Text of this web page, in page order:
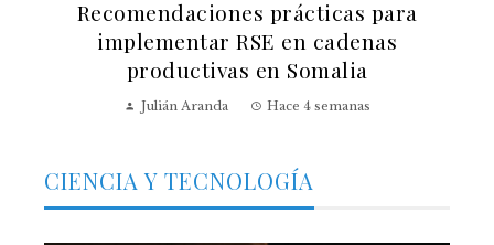
Recomendaciones prácticas para
implementar RSE en cadenas
productivas en Somalia
Julián Aranda Hace 4 semanas
CIENCIA Y TECNOLOGÍA